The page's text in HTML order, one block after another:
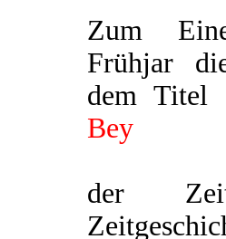
Zum
Frühjar
dem Titel
Bey
der